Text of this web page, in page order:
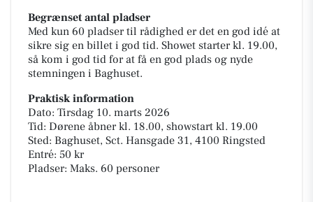
Begrænset antal pladser
Med kun 60 pladser til rådighed er det en god idé at
sikre sig en billet i god tid. Showet starter kl. 19.00,
så kom i god tid for at få en god plads og nyde
stemningen i Baghuset.
Praktisk information
Dato: Tirsdag 10. marts 2026
Tid: Dørene åbner kl. 18.00, showstart kl. 19.00
Sted: Baghuset, Sct. Hansgade 31, 4100 Ringsted
Entré: 50 kr
Pladser: Maks. 60 personer